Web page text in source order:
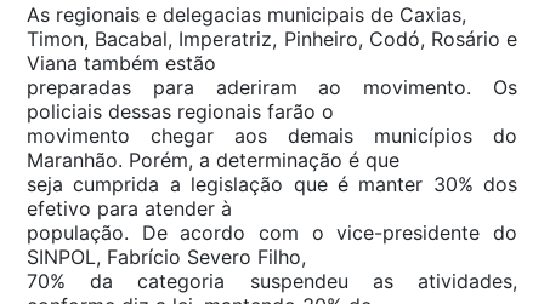
As regionais e delegacias municipais de Caxias,
Timon, Bacabal, Imperatriz, Pinheiro, Codó, Rosário e
Viana também estão
preparadas para aderiram ao movimento. Os
policiais dessas regionais farão o
movimento chegar aos demais municípios do
Maranhão. Porém, a determinação é que
seja cumprida a legislação que é manter 30% dos
efetivo para atender à
população. De acordo com o vice-presidente do
SINPOL, Fabrício Severo Filho,
70% da categoria suspendeu as atividades,